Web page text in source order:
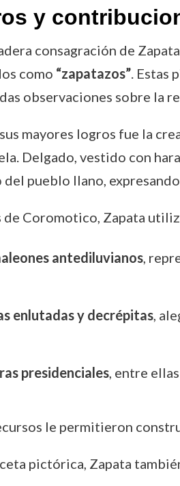
y
consagración de
como “zapatazos”. Estas
observaciones sobre la
mayores logros fue la
Delgado, vestido con
pueblo llano,
de Coromotico, Zapata
antediluvianos,
enlutadas y decrépitas,
presidenciales, entre
le permitieron
pictórica, Zapata